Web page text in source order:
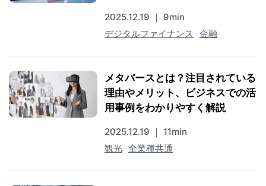
2025.12.19 ｜ 9min
デジタルファイナンス
金融
メタバースとは？注目されている
理由やメリット、ビジネスでの活
用事例をわかりやすく解説
2025.12.19 ｜ 11min
観光 全業種共通